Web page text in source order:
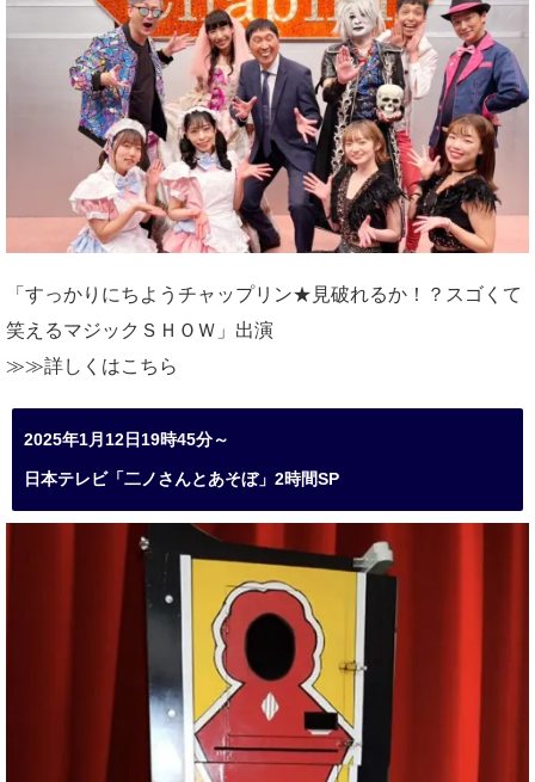
「すっかりにちようチャップリン★見破れるか！？スゴくて
笑えるマジックＳＨＯＷ」出演
≫≫詳しくはこちら
2025年1月12日19時45分～
日本テレビ「二ノさんとあそぼ」2時間SP